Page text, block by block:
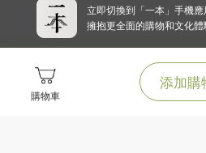
購物車
添加購
立即切換到「一本」手機應
擁抱更全面的購物和文化體